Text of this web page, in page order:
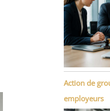
Action de
employeurs